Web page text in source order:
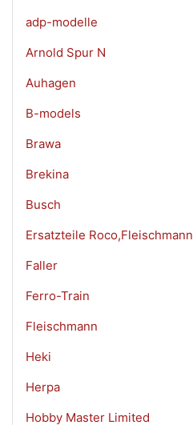
adp-modelle
Arnold Spur N
Auhagen
B-models
Brawa
Brekina
Busch
Ersatzteile Roco,Fleischmann
Faller
Ferro-Train
Fleischmann
Heki
Herpa
Hobby Master Limited